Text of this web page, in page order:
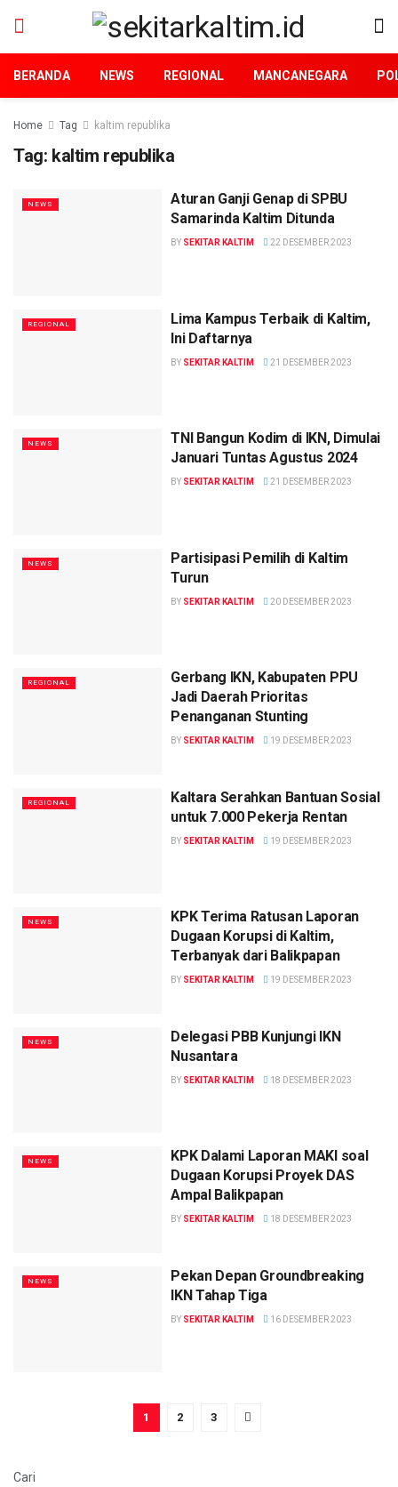
BERANDA NEWS REGIONAL MANCANEGARA
Home Tag kaltim republika
Tag: kaltim republika
NEWS
Aturan Ganji Genap di SPBU
Samarinda Kaltim Ditunda
BY SEKITAR KALTIM 22 DESEMBER 2023
REGIONAL
Lima Kampus Terbaik di Kaltim,
Ini Daftarnya
BY SEKITAR KALTIM 21 DESEMBER 2023
NEWS
TNI Bangun Kodim di IKN, Dimulai
Januari Tuntas Agustus 2024
BY SEKITAR KALTIM 21 DESEMBER 2023
NEWS
Partisipasi Pemilih di Kaltim
Turun
BY SEKITAR KALTIM 20 DESEMBER 2023
REGIONAL
Gerbang IKN, Kabupaten PPU
Jadi Daerah Prioritas
Penanganan Stunting
BY SEKITAR KALTIM 19 DESEMBER 2023
REGIONAL
Kaltara Serahkan Bantuan Sosial
untuk 7.000 Pekerja Rentan
BY SEKITAR KALTIM 19 DESEMBER 2023
NEWS
KPK Terima Ratusan Laporan
Dugaan Korupsi di Kaltim,
Terbanyak dari Balikpapan
BY SEKITAR KALTIM 19 DESEMBER 2023
NEWS
Delegasi PBB Kunjungi IKN
Nusantara
BY SEKITAR KALTIM 18 DESEMBER 2023
NEWS
KPK Dalami Laporan MAKI soal
Dugaan Korupsi Proyek DAS
Ampal Balikpapan
BY SEKITAR KALTIM 18 DESEMBER 2023
NEWS
Pekan Depan Groundbreaking
IKN Tahap Tiga
BY SEKITAR KALTIM 16 DESEMBER 2023
1 2 3
Cari